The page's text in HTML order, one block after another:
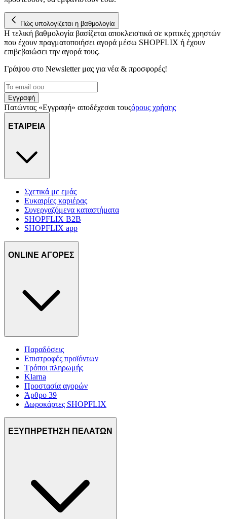
για να αποθηκεύουμε και να έχουμε πρόσβαση σε πληροφορίες
στη συσκευή σας, με σκοπό την προβολή εξατομικευμένων
διαφημίσεων και περιεχομένου, τις μετρήσεις σχετικά με
διαφημίσεις και περιεχόμενο, την καλύτερη εικόνα του κοινού
μας και την ανάπτυξη προϊόντων. Επίσης, κοινοποιούμε
πληροφορίες σχετικά με την από μέρους σας χρήση της
δικτύωσης, διαφημίσεων και ανάλυσης.
Πώς υπολογίζεται η βαθμολογία
Η τελική βαθμολογία βασίζεται αποκλειστικά σε κριτικές χρηστών
που έχουν πραγματοποιήσει αγορά μέσω SHOPFLIX ή έχουν
επιβεβαιώσει την αγορά τους.
Γράψου στο Νewsletter μας για νέα & προσφορές!
Εγγραφή
Πατώντας «Εγγραφή» αποδέχεσαι τουςόρους χρήσης
ΕΤΑΙΡΕΙΑ
Σχετικά με εμάς
Ευκαιρίες καριέρας
Συνεργαζόμενα καταστήματα
SHOPFLIX B2B
SHOPFLIX app
ONLINE ΑΓΟΡΕΣ
Παραδόσεις
Επιστροφές προϊόντων
Τρόποι πληρωμής
Klarna
Προστασία αγορών
Άρθρο 39
Δωροκάρτες SHOPFLIX
ΕΞΥΠΗΡΕΤΗΣΗ ΠΕΛΑΤΩΝ